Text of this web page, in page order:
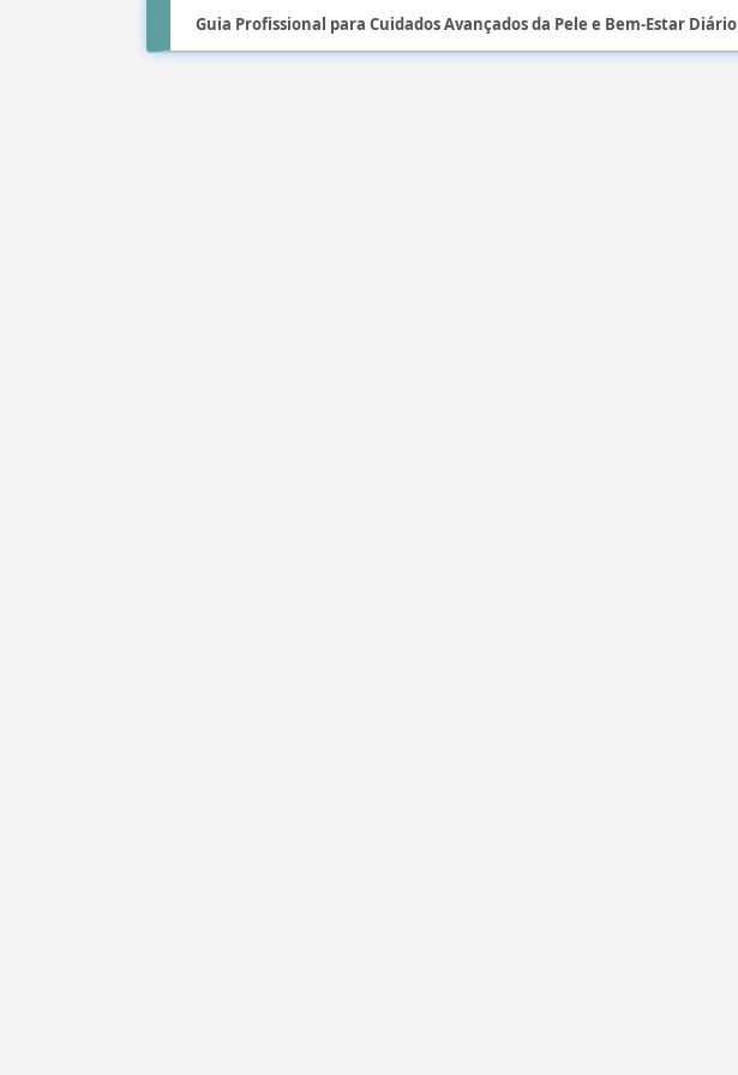
Guia Profissional para Cuidados Avançados da Pele e Bem-Estar Diário